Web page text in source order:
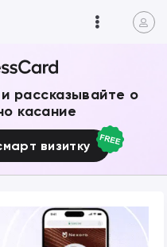
рассказывайте о
касание
визитку